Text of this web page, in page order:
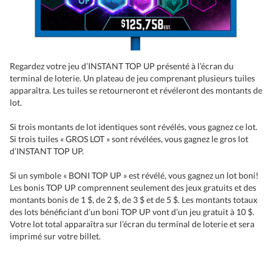
Regardez votre jeu d’INSTANT TOP UP présenté à l’écran du
terminal de loterie. Un plateau de jeu comprenant plusieurs tuiles
apparaîtra. Les tuiles se retourneront et révéleront des montants de
lot.
Si trois montants de lot identiques sont révélés, vous gagnez ce lot.
Si trois tuiles « GROS LOT » sont révélées, vous gagnez le gros lot
d’INSTANT TOP UP.
Si un symbole « BONI TOP UP » est révélé, vous gagnez un lot boni!
Les bonis TOP UP comprennent seulement des jeux gratuits et des
montants bonis de 1 $, de 2 $, de 3 $ et de 5 $. Les montants totaux
des lots bénéficiant d’un boni TOP UP vont d’un jeu gratuit à 10 $.
Votre lot total apparaîtra sur l’écran du terminal de loterie et sera
imprimé sur votre billet.